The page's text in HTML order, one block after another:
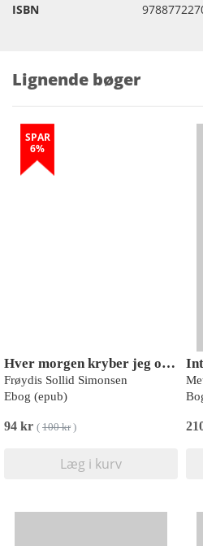
ISBN
Lignende bøger
SPAR
6%
Hver morgen kryber jeg op fra havet
Frøydis Sollid Simonsen
Ebog (epub)
94 kr ( 100 kr)
Læg i kurv